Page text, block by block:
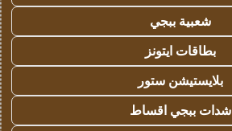
شعبية ببجي
بطاقات ايتونز
بلايستيشن ستور
شدات ببجي اقساط